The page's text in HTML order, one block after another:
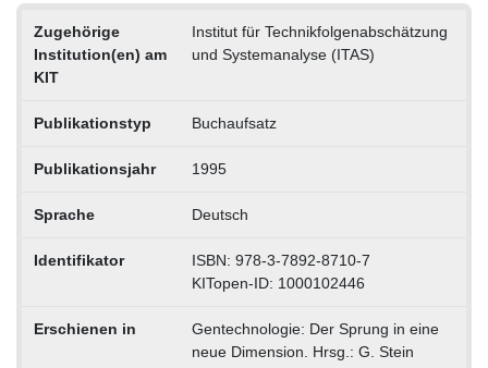
Zugehörige
Institution(en) am
KIT
Institut für Technikfolgenabschätzung
und Systemanalyse (ITAS)
Publikationstyp Buchaufsatz
Publikationsjahr 1995
Sprache Deutsch
Identifikator
ISBN: 978-3-7892-8710-7
KITopen-ID: 1000102446
Erschienen in
Gentechnologie: Der Sprung in eine
neue Dimension. Hrsg.: G. Stein